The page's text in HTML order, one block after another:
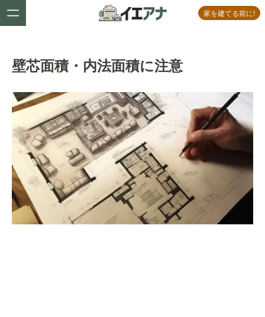
家を建てる前に!
壁芯面積・内法面積に注意